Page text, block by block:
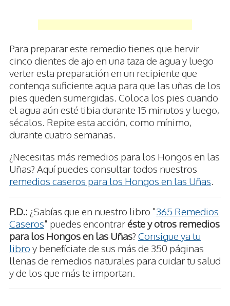
Para preparar este remedio tienes que hervir
cinco dientes de ajo en una taza de agua y luego
verter esta preparación en un recipiente que
contenga suficiente agua para que las uñas de los
pies queden sumergidas. Coloca los pies cuando
el agua aún esté tibia durante 15 minutos y luego,
sécalos. Repite esta acción, como mínimo,
durante cuatro semanas.
¿Necesitas más remedios para los Hongos en las
Uñas? Aquí puedes consultar todos nuestros
remedios caseros para los Hongos en las Uñas
P.D.: ¿Sabías que en nuestro libro "365 Remedios
Caseros" puedes encontraréste y otros remedios
para los Hongos en las Uñas? Consigue ya tu
libro y benefíciate de sus más de 350 páginas
llenas de remedios naturales para cuidar tu salud
y de los que más te importan.